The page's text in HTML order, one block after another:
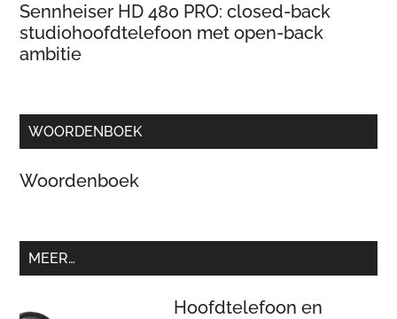
Sennheiser HD 480 PRO: closed-back
studiohoofdtelefoon met open-back
ambitie
WOORDENBOEK
Woordenboek
MEER…
Hoofdtelefoon en